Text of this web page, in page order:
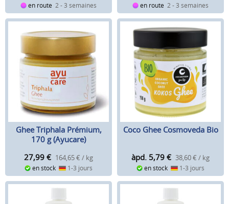
en route 2 - 3 semaines en route 2 - 3 semaines
Ghee Triphala Prémium,
170 g (Ayucare)
27,99 € 164,65 € / kg
en stock 1-3 jours
Coco Ghee Cosmoveda Bio
àpd. 5,79 € 38,60 € / kg
en stock 1-3 jours